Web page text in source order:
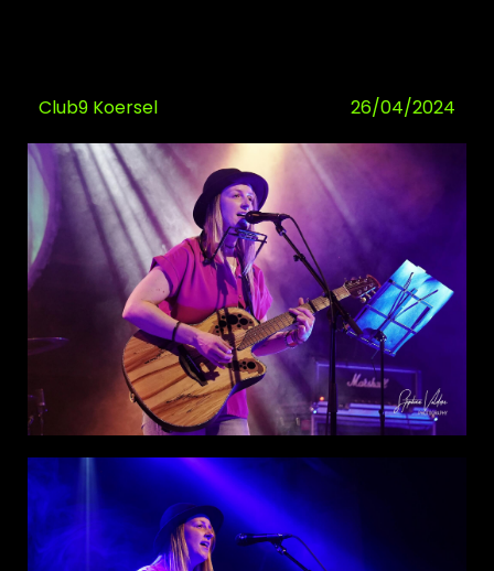
Club9 Koersel 26/04/2024